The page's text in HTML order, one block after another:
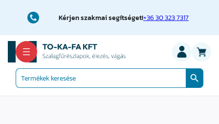
Kérjen szakmai segítséget!+36 30 323 7317
Search
for:
Search Button